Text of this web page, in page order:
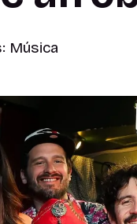
Música